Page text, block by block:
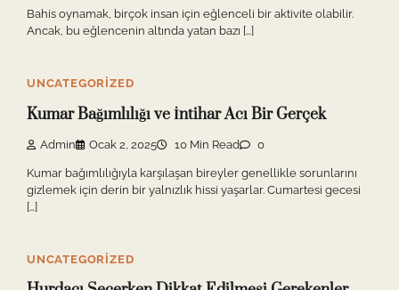
Bahis oynamak, birçok insan için eğlenceli bir aktivite olabilir.
Ancak, bu eğlencenin altında yatan bazı […]
UNCATEGORIZED
Kumar Bağımlılığı ve İntihar Acı Bir Gerçek
Admin Ocak 2, 2025 10 Min Read 0
Kumar bağımlılığıyla karşılaşan bireyler genellikle sorunlarını
gizlemek için derin bir yalnızlık hissi yaşarlar. Cumartesi gecesi
[…]
UNCATEGORIZED